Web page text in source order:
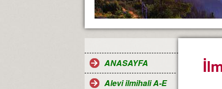
ANASAYFA
Alevi ilmihali A-E